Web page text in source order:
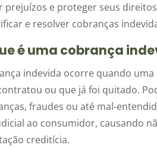
prejuízos e proteger seus
e resolver cobranças
é uma cobrança
indevida ocorre quando
ou que já foi quitado.
fraudes ou até mal-
ao consumidor, causando
creditícia.